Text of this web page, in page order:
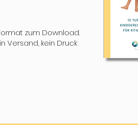
zum Download.
Versand, kein Druck